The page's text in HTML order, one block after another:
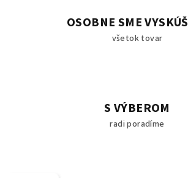
OSOBNE SME
všetok tovar
S VÝBEROM
radi poradíme